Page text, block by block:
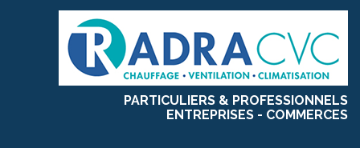
PARTICULIERS & PROFESSIONNELS
ENTREPRISES - COMMERCES